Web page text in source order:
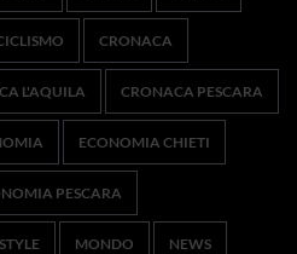
CRONACA
L'AQUILA CRONACA PESCARA
ECONOMIA CHIETI
PESCARA
MONDO NEWS